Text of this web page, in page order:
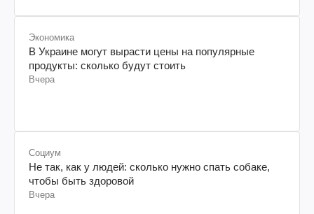
Экономика
В Украине могут вырасти цены на популярные
продукты: сколько будут стоить
Вчера
Социум
Не так, как у людей: сколько нужно спать собаке,
чтобы быть здоровой
Вчера